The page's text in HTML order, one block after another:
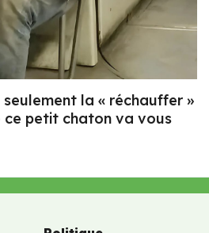
la « réchauffer »
ce petit chaton va vous